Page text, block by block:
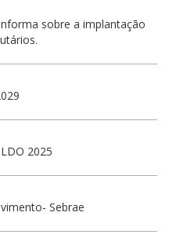
sobre a implantação
2025
Sebrae